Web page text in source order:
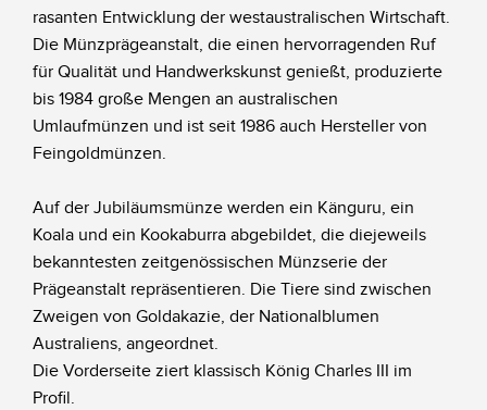
rasanten Entwicklung der westaustralischen Wirtschaft.
Die Münzprägeanstalt, die einen hervorragenden Ruf
für Qualität und Handwerkskunst genießt, produzierte
bis 1984 große Mengen an australischen
Umlaufmünzen und ist seit 1986 auch Hersteller von
Feingoldmünzen.
Auf der Jubiläumsmünze werden ein Känguru, ein
Koala und ein Kookaburra abgebildet, die diejeweils
bekanntesten zeitgenössischen Münzserie der
Prägeanstalt repräsentieren. Die Tiere sind zwischen
Zweigen von Goldakazie, der Nationalblumen
Australiens, angeordnet.
Die Vorderseite ziert klassisch König Charles III im
Profil.